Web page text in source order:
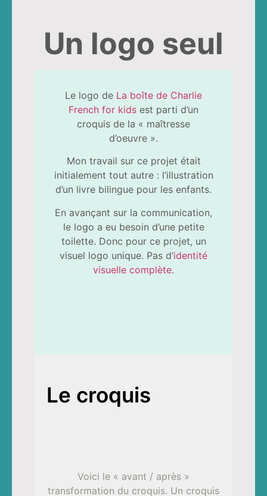
Un logo seul
Le logo de La boîte de Charlie
French for kids est parti d’un
croquis de la « maîtresse
d’oeuvre ».
Mon travail sur ce projet était
initialement tout autre : l’illustration
d’un livre bilingue pour les enfants.
En avançant sur la communication,
le logo a eu besoin d’une petite
toilette. Donc pour ce projet, un
visuel logo unique. Pas d’identité
visuelle complète.
Le croquis
Voici le « avant / après »
transformation du croquis. Un croquis